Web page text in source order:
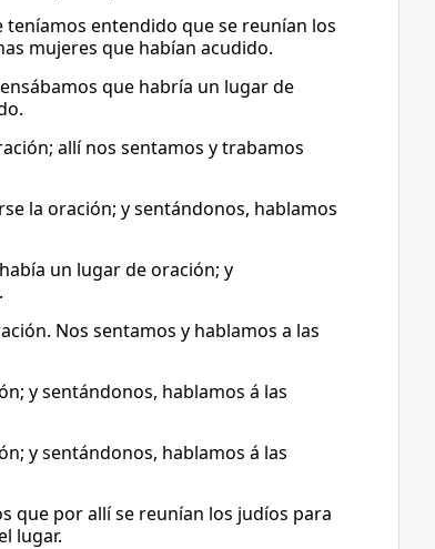
entendido que se reunían los
mujeres que habían acudido.
que habría un lugar de
allí nos sentamos y trabamos
la oración; y sentándonos, hablamos
un lugar de oración; y
Nos sentamos y hablamos a las
y sentándonos, hablamos á las
y sentándonos, hablamos á las
que por allí se reunían los judíos para
lugar.